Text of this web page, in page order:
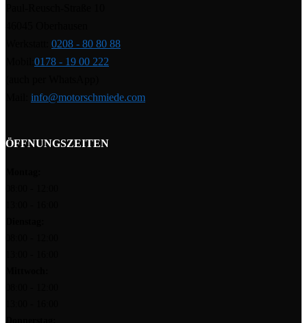
0208 - 80 80 88
0178 - 19 00 222
info@motorschmiede.com
ÖFFNUNGSZEITEN